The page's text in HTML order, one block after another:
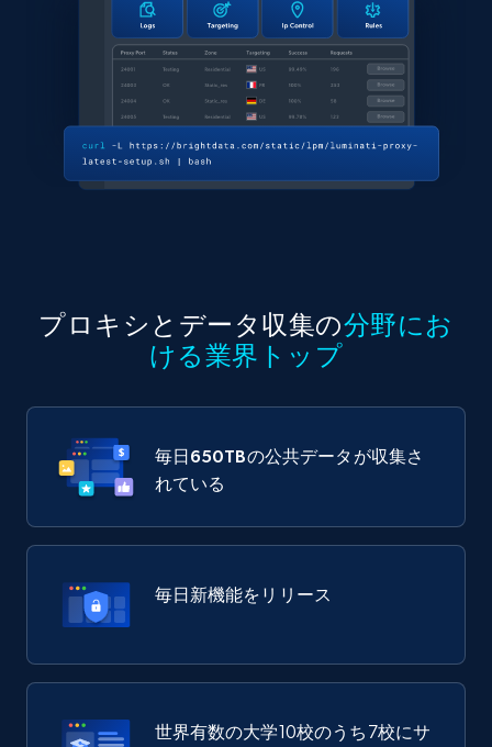
プロキシとデータ収集の分野にお
ける業界トップ
毎日650TBの公共データが収集さ
れている
毎日新機能をリリース
世界有数の大学10校のうち7校にサ